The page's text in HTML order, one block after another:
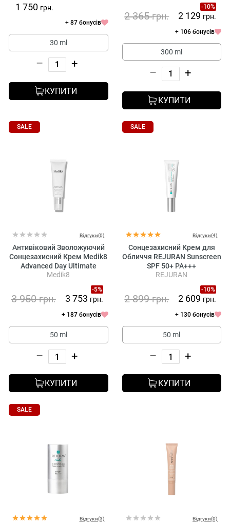
1 750 грн.
+ 87 бонусів
30 ml
– +
КУПИТИ
-10%
2 365грн. 2 129 грн.
+ 106 бонусів
300 ml
– +
КУПИТИ
SALE
Відгуки(0)
Антивіковий Зволожуючий
Сонцезахисний Крем Medik8
Advanced Day Ultimate
Protect Spf 50
Medik8
-5%
3 950грн. 3 753 грн.
+ 187 бонусів
50 ml
– +
КУПИТИ
SALE
Відгуки(4)
Сонцезахисний Крем для
Обличчя REJURAN Sunscreen
SPF 50+ PA+++
REJURAN
-10%
2 899грн. 2 609 грн.
+ 130 бонусів
50 ml
– +
КУПИТИ
SALE
Відгуки(3) Відгуки(0)